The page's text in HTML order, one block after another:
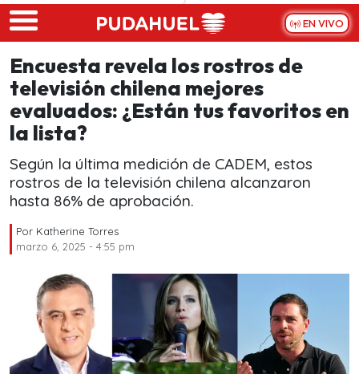
Skip to main content
EN VIVO
Encuesta revela los rostros de
televisión chilena mejores
evaluados: ¿Están tus favoritos en
la lista?
Según la última medición de CADEM, estos
rostros de la televisión chilena alcanzaron
hasta 86% de aprobación.
Por Katherine Torres
marzo 6, 2025 - 4:55 pm